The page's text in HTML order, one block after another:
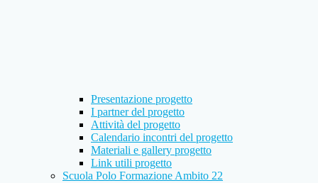
Presentazione progetto
I partner del progetto
Attività del progetto
Calendario incontri del progetto
Materiali e gallery progetto
Link utili progetto
Scuola Polo Formazione Ambito 22